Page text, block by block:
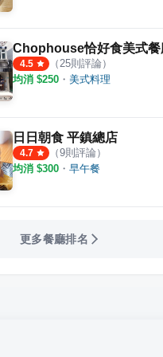
Chophouse恰好食美式餐
4.5 （ 25則評論）
均消 $250 ・ 美式料理
日日朝食 平鎮總店
4.7 （9則評論）
均消 $300 ・ 早午餐
更多餐廳排名